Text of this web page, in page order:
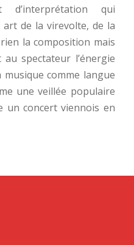
qui
art de la virevolte, de la
la composition mais
spectateur l’énergie
musique comme langue
une veillée populaire
un concert viennois en